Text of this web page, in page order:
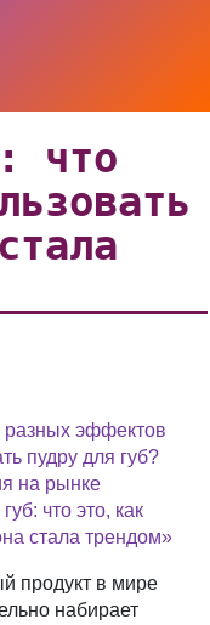
что
эффектов
пудру для губ?
на рынке
что это, как
стала трендом»
продукт в мире
набирает